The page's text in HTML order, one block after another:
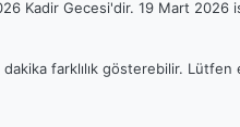
Kadir Gecesi'dir. 19 Mart 2026
farklılık gösterebilir. Lütfen